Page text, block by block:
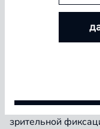
Назначается при:
зрительной
БОЛЬШЕ
Покупайте